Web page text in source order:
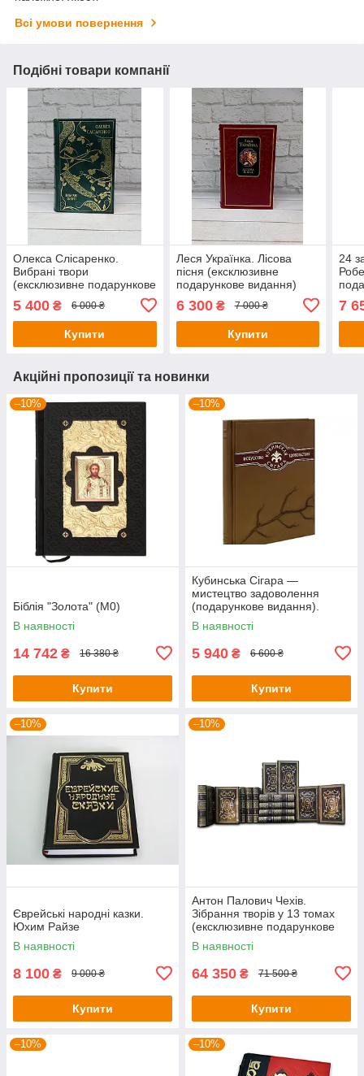
Всі умови повернення
Подібні товари компанії
Олекса Слісаренко.
Вибрані твори
(ексклюзивне подарункове
5 400 ₴ 6 000 ₴
Купити
Леся Українка. Лісова
пісня (ексклюзивне
подарункове видання)
6 300₴ 7 000 ₴
Купити
24
7
Акційні пропозиції та новинки
–10%
Біблія "Золота" (M0)
В наявності
14 742 ₴ 16 380 ₴
Купити
–10%
Кубинська Сігара —
мистецтво задоволення
(подарункове видання).
Рафаель постачало
В наявності
5 940 ₴ 6 600 ₴
Купити
–10%
Єврейські народні казки.
Юхим Райзе
В наявності
8 100 ₴ 9 000 ₴
Купити
–10%
Антон Палович Чехів.
Зібрання творів у 13 томах
(ексклюзивне подарункове
видання)
В наявності
64 350 ₴ 71 500 ₴
Купити
–10% –10%